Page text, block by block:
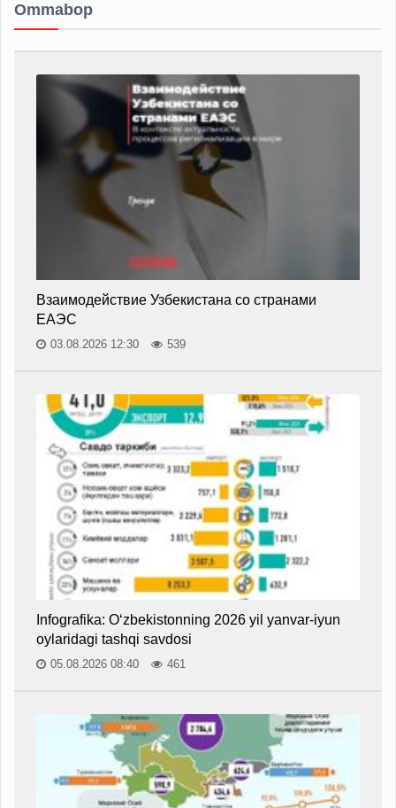
Ommabop
Взаимодействие Узбекистана со странами
ЕАЭС
03.08.2026 12:30 539
Infografika: O‘zbekistonning 2026 yil yanvar-iyun
oylaridagi tashqi savdosi
05.08.2026 08:40 461